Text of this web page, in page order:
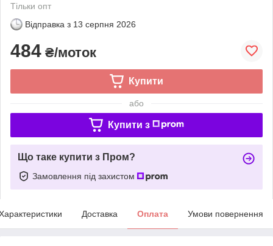
Тільки опт
Відправка з 13 серпня 2026
484 ₴/моток
Купити
або
Купити з
Що таке купити з Пром?
Замовлення під захистом
Доставка Оплата Умови повернення